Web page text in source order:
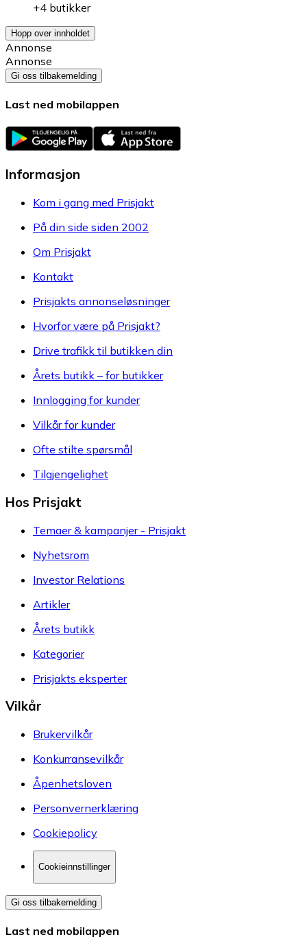
+4 butikker
Hopp over innholdet
Annonse
Annonse
Gi oss tilbakemelding
Last ned mobilappen
Informasjon
Kom i gang med Prisjakt
På din side siden 2002
Om Prisjakt
Kontakt
Prisjakts annonseløsninger
Hvorfor være på Prisjakt?
Drive trafikk til butikken din
Årets butikk – for butikker
Innlogging for kunder
Vilkår for kunder
Ofte stilte spørsmål
Tilgjengelighet
Hos Prisjakt
Temaer & kampanjer - Prisjakt
Nyhetsrom
Investor Relations
Artikler
Årets butikk
Kategorier
Prisjakts eksperter
Vilkår
Brukervilkår
Konkurransevilkår
Åpenhetsloven
Personvernerklæring
Cookiepolicy
Cookieinnstillinger
Gi oss tilbakemelding
Last ned mobilappen